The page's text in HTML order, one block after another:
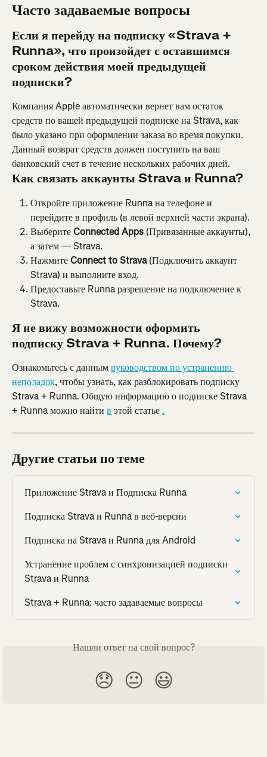
Часто задаваемые вопросы
Если я перейду на подписку «Strava +
Runna», что произойдет с оставшимся
сроком действия моей предыдущей
подписки?
Компания Apple автоматически вернет вам остаток
средств по вашей предыдущей подписке на Strava, как
было указано при оформлении заказа во время покупки.
Данный возврат средств должен поступить на ваш
банковский счет в течение нескольких рабочих дней.
Как связать аккаунты Strava и Runna?
Откройте приложение Runna на телефоне и
перейдите в профиль (в левой верхней части экрана).
Выберите Connected Apps (Привязанные аккаунты),
а затем — Strava.
Нажмите Connect to Strava (Подключить аккаунт
Strava) и выполните вход.
Предоставьте Runna разрешение на подключение к
Strava.
Я не вижу возможности оформить
подписку Strava + Runna. Почему?
Ознакомьтесь с данным руководством по устранению
неполадок, чтобы узнать, как разблокировать подписку
Strava + Runna. Общую информацию о подписке Strava
+ Runna можно найти в этой статье .
Другие статьи по теме
Приложение Strava и Подписка Runna
Подписка Strava и Runna в веб-версии
Подписка на Strava и Runna для Android
Устранение проблем с синхронизацией подписки
Strava и Runna
Strava + Runna: часто задаваемые вопросы
Нашли ответ на свой вопрос?
😞 😐 😃